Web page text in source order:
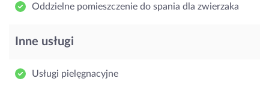
Oddzielne pomieszczenie do spania dla zwierzaka
Inne usługi
Usługi pielęgnacyjne